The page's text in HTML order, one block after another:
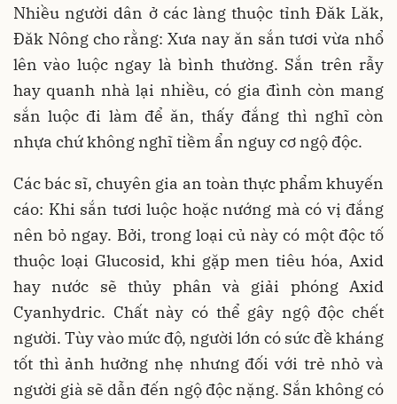
Nhiều người dân ở các làng thuộc tỉnh Đăk Lăk,
Đăk Nông cho rằng: Xưa nay ăn sắn tươi vừa nhổ
lên vào luộc ngay là bình thường. Sắn trên rẫy
hay quanh nhà lại nhiều, có gia đình còn mang
sắn luộc đi làm để ăn, thấy đắng thì nghĩ còn
nhựa chứ không nghĩ tiềm ẩn nguy cơ ngộ độc.
Các bác sĩ, chuyên gia an toàn thực phẩm khuyến
cáo: Khi sắn tươi luộc hoặc nướng mà có vị đắng
nên bỏ ngay. Bởi, trong loại củ này có một độc tố
thuộc loại Glucosid, khi gặp men tiêu hóa, Axid
hay nước sẽ thủy phân và giải phóng Axid
Cyanhydric. Chất này có thể gây ngộ độc chết
người. Tùy vào mức độ, người lớn có sức đề kháng
tốt thì ảnh hưởng nhẹ nhưng đối với trẻ nhỏ và
người già sẽ dẫn đến ngộ độc nặng. Sắn không có